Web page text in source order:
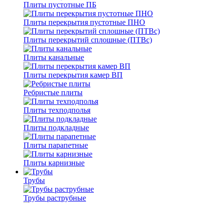
Плиты пустотные ПБ
Плиты перекрытия пустотные ПНО
Плиты перекрытий сплошные (ПТВс)
Плиты канальные
Плиты перекрытия камер ВП
Ребристые плиты
Плиты техподполья
Плиты подкладные
Плиты парапетные
Плиты карнизные
Трубы
Трубы раструбные